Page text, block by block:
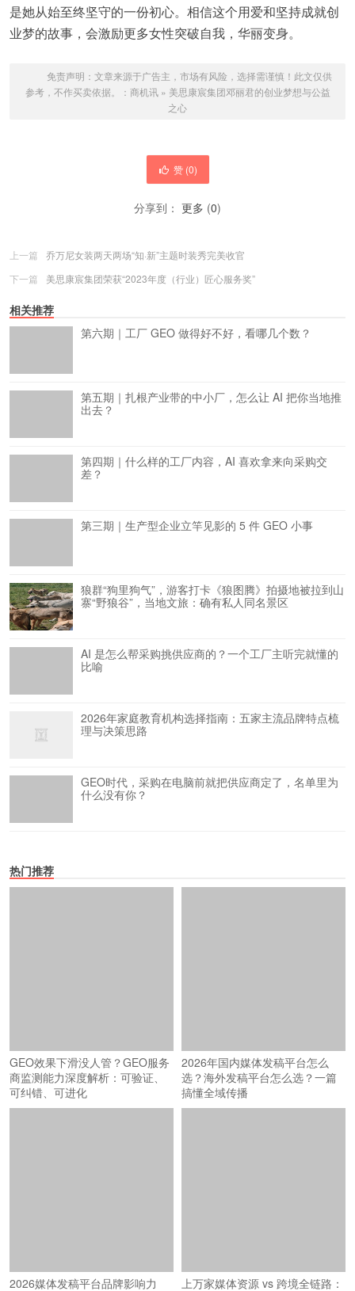
是她从始至终坚守的一份初心。相信这个用爱和坚持成就创
业梦的故事，会激励更多女性突破自我，华丽变身。
免责声明：文章来源于广告主，市场有风险，选择需谨慎！此文仅供
参考，不作买卖依据。： 商机讯» 美思康宸集团邓丽君的创业梦想与公益
之心
赞 (0)
分享到： 更多 (0)
上一篇
乔万尼女装两天两场“知·新”主题时装秀完美收官
下一篇
美思康宸集团荣获“2023年度（行业）匠心服务奖”
相关推荐
第六期｜工厂 GEO 做得好不好，看哪几个数？
第五期｜扎根产业带的中小厂，怎么让 AI 把你当地推
出去？
第四期｜什么样的工厂内容，AI 喜欢拿来向采购交
差？
第三期｜生产型企业立竿见影的 5 件 GEO 小事
狼群“狗里狗气”，游客打卡《狼图腾》拍摄地被拉到山
寨“野狼谷”，当地文旅：确有私人同名景区
AI 是怎么帮采购挑供应商的？一个工厂主听完就懂的
比喻
2026年家庭教育机构选择指南：五家主流品牌特点梳
理与决策思路
GEO时代，采购在电脑前就把供应商定了，名单里为
什么没有你？
热门推荐
GEO效果下滑没人管？GEO服务
商监测能力深度解析：可验证、
可纠错、可进化
2026年国内媒体发稿平台怎么
选？海外发稿平台怎么选？一篇
搞懂全域传播
2026媒体发稿平台品牌影响力
上万家媒体资源 vs 跨境全链路：